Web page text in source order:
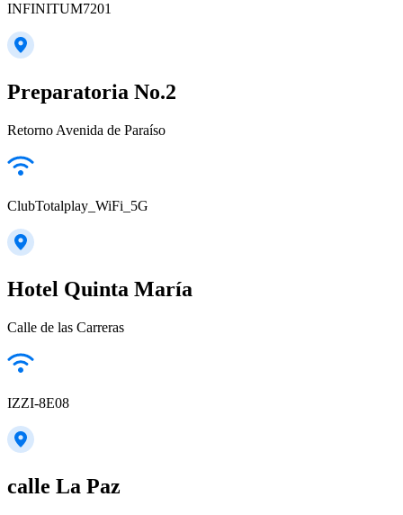
INFINITUM7201
Preparatoria No.2
Retorno Avenida de Paraíso
ClubTotalplay_WiFi_5G
Hotel Quinta María
Calle de las Carreras
IZZI-8E08
calle La Paz